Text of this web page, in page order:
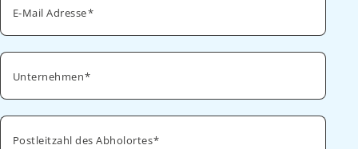
E-Mail Adresse
Unternehmen
Postleitzahl des Abholortes